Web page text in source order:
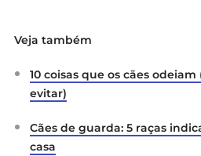
Veja também
10 coisas que os cães
evitar)
Cães de guarda: 5 raças
casa